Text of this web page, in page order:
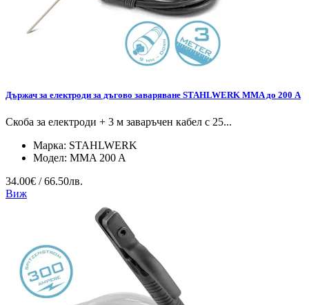
Държач за електроди за дъгово заваряване STAHLWERK MMA до 200 A
Скоба за електроди + 3 м заваръчен кабел с 25...
Марка: STAHLWERK
Модел: MMA 200 A
34.00€ / 66.50лв.
Виж